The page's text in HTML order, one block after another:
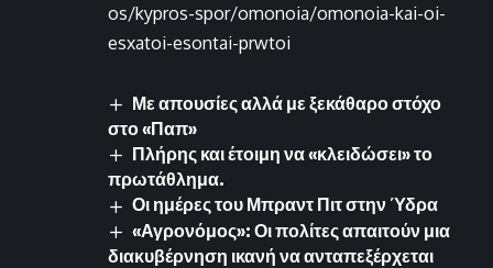
os/kypros-spor/omonoia/omonoia-kai-oi-
esxatoi-esontai-prwtoi
Με απουσίες αλλά με ξεκάθαρο στόχο
στο «Παπ»
Πλήρης και έτοιμη να «κλειδώσει» το
πρωτάθλημα.
Οι ημέρες του Μπραντ Πιτ στην Ύδρα
«Αγρονόμος»: Οι πολίτες απαιτούν μια
διακυβέρνηση ικανή να ανταπεξέρχεται